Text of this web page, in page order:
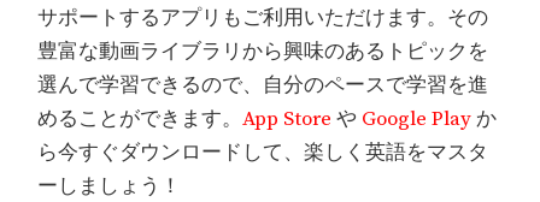
サポートするアプリもご利用いただけます。その
豊富な動画ライブラリから興味のあるトピックを
選んで学習できるので、自分のペースで学習を進
めることができます。App Store や Google Playか
ら今すぐダウンロードして、楽しく英語をマスタ
ーしましょう！